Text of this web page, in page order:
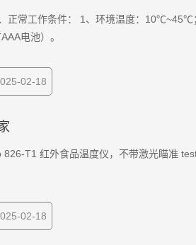
正常工作条件： 1、环境温度：10℃~45℃
电池）。
02-18
T1 红外食品温度仪，不带激光瞄准
02-18